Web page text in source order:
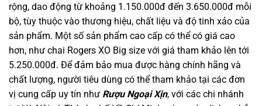
rộng, dao động từ khoảng 1.150.000đ đến 3.650.000đ mỗi
bộ, tùy thuộc vào thương hiệu, chất liệu và độ tinh xảo của
sản phẩm. Một số sản phẩm cao cấp có thể có giá cao
hơn, như chai Rogers XO Big size với giá tham khảo lên tới
5.250.000đ. Để đảm bảo mua được hàng chính hãng và
chất lượng, người tiêu dùng có thể tham khảo tại các đơn
vị cung cấp uy tín như Rượu Ngoại Xịn, với các chi nhánh